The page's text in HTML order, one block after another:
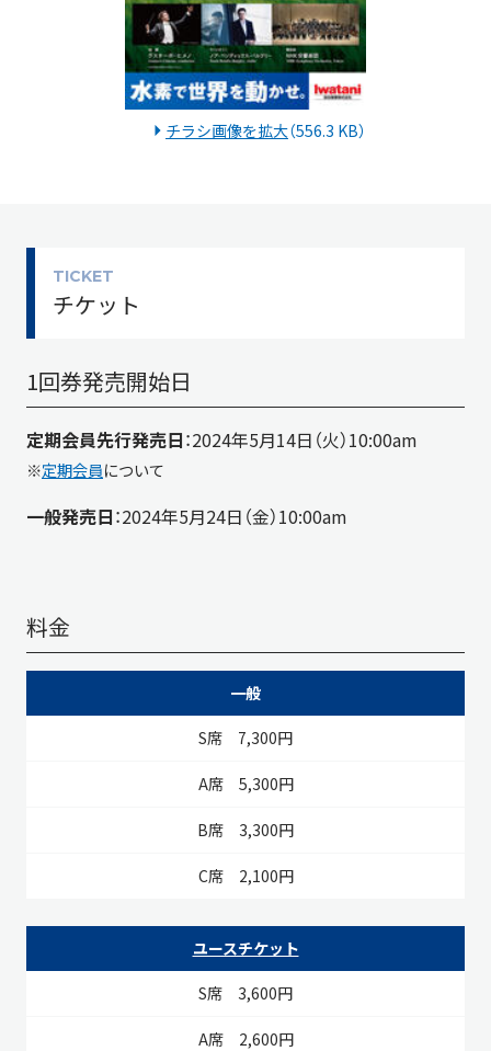
チラシ画像を拡大（556.3 KB）
TICKET
チケット
1回券発売開始日
定期会員先行発売日：2024年5月14日（火）10:00am
※定期会員について
一般発売日：2024年5月24日（金）10:00am
料金
一般
7,300円
5,300円
3,300円
2,100円
ユースチケット
3,600円
2,600円